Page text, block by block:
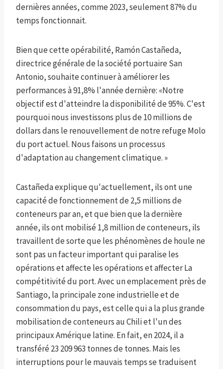
dernières années, comme 2023, seulement 87% du
temps fonctionnait.
Bien que cette opérabilité, Ramón Castañeda,
directrice générale de la société portuaire San
Antonio, souhaite continuer à améliorer les
performances à 91,8% l'année dernière: «Notre
objectif est d'atteindre la disponibilité de 95%. C'est
pourquoi nous investissons plus de 10 millions de
dollars dans le renouvellement de notre refuge Molo
du port actuel. Nous faisons un processus
d'adaptation au changement climatique. »
Castañeda explique qu'actuellement, ils ont une
capacité de fonctionnement de 2,5 millions de
conteneurs par an, et que bien que la dernière
année, ils ont mobilisé 1,8 million de conteneurs, ils
travaillent de sorte que les phénomènes de houle ne
sont pas un facteur important qui paralise les
opérations et affecte les opérations et affecter La
compétitivité du port. Avec un emplacement près de
Santiago, la principale zone industrielle et de
consommation du pays, est celle qui a la plus grande
mobilisation de conteneurs au Chili et l'un des
principaux Amérique latine. En fait, en 2024, il a
transféré 23 209 963 tonnes de tonnes. Mais les
interruptions pour le mauvais temps se traduisent